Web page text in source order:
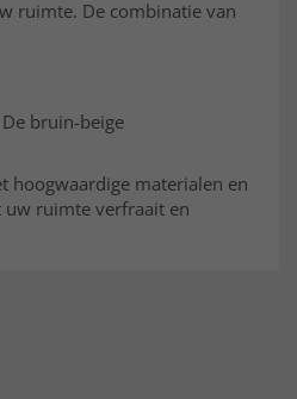
ruimte. De combinatie van
bruin-beige
hoogwaardige materialen en
uw ruimte verfraait en